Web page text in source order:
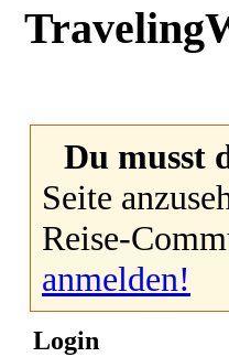
Du musst
Seite
Reise-
anmelden!
Login